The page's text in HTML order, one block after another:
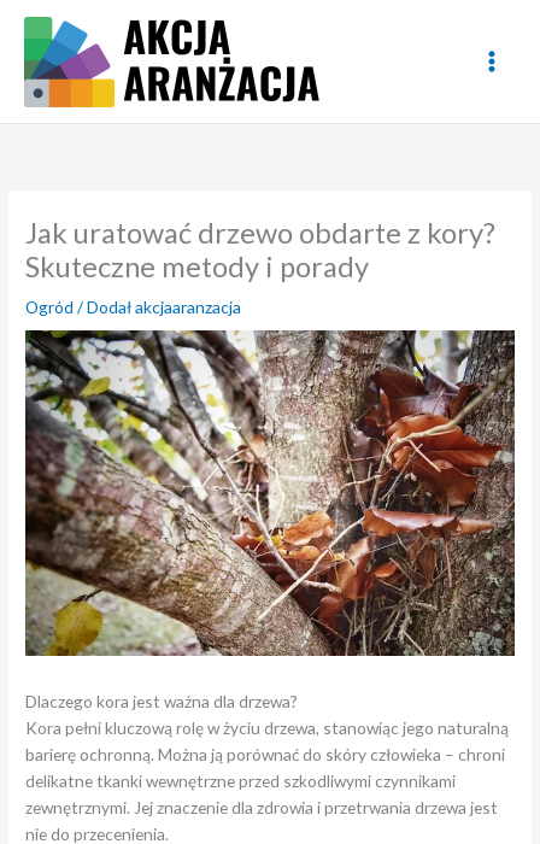
treści
Jak uratować drzewo obdarte z kory?
Skuteczne metody i porady
Ogród / Dodałakcjaaranzacja
Dlaczego kora jest ważna dla drzewa?
Kora pełni kluczową rolę w życiu drzewa, stanowiąc jego naturalną
barierę ochronną. Można ją porównać do skóry człowieka – chroni
delikatne tkanki wewnętrzne przed szkodliwymi czynnikami
zewnętrznymi. Jej znaczenie dla zdrowia i przetrwania drzewa jest
nie do przecenienia.